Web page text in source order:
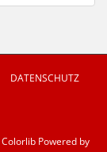
DATENSCHUTZ
Colorlib Powered by